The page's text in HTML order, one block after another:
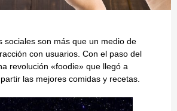
sociales son más que un medio de
con usuarios. Con el paso del
revolución «foodie» que llegó a
las mejores comidas y recetas.